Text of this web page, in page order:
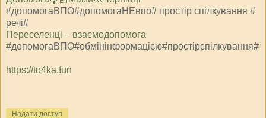
#допомогаВПО#допомогаНЕвпо# простір спілкування #
речі#
⁨Переселенці – взаємодопомога⁩
#допомогаВПО#обмінінформацією#простірспілкування#
https://to4ka.fun
Надати доступ